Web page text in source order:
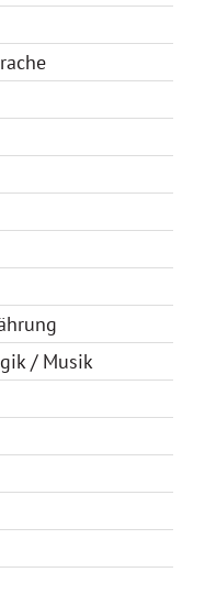
/ Musik